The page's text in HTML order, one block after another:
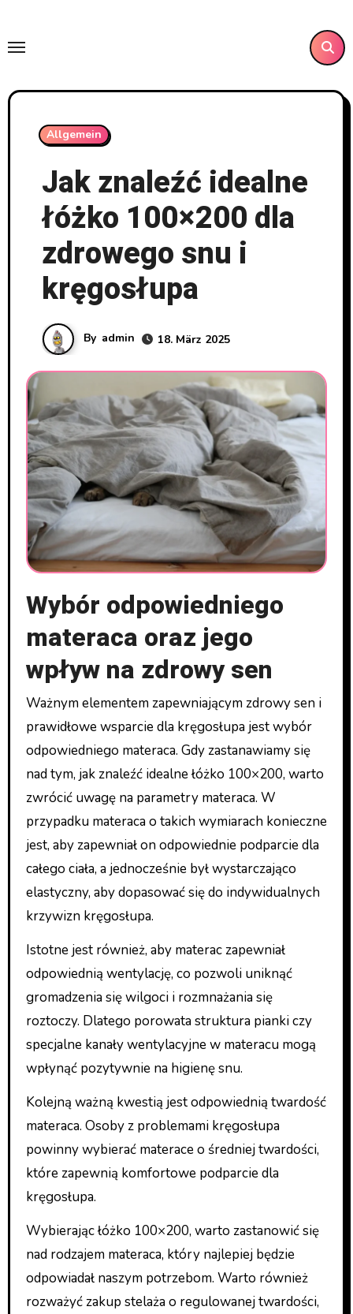
content
Allgemein
Jak znaleźć idealne
łóżko 100×200 dla
zdrowego snu i
kręgosłupa
By admin 18. März 2025
Wybór odpowiedniego
materaca oraz jego
wpływ na zdrowy sen
Ważnym elementem zapewniającym zdrowy sen i
prawidłowe wsparcie dla kręgosłupa jest wybór
odpowiedniego materaca. Gdy zastanawiamy się
nad tym, jak znaleźć idealne łóżko 100×200, warto
zwrócić uwagę na parametry materaca. W
przypadku materaca o takich wymiarach konieczne
jest, aby zapewniał on odpowiednie podparcie dla
całego ciała, a jednocześnie był wystarczająco
elastyczny, aby dopasować się do indywidualnych
krzywizn kręgosłupa.
Istotne jest również, aby materac zapewniał
odpowiednią wentylację, co pozwoli uniknąć
gromadzenia się wilgoci i rozmnażania się
roztoczy. Dlatego porowata struktura pianki czy
specjalne kanały wentylacyjne w materacu mogą
wpłynąć pozytywnie na higienę snu.
Kolejną ważną kwestią jest odpowiednią twardość
materaca. Osoby z problemami kręgosłupa
powinny wybierać materace o średniej twardości,
które zapewnią komfortowe podparcie dla
kręgosłupa.
Wybierając łóżko 100×200, warto zastanowić się
nad rodzajem materaca, który najlepiej będzie
odpowiadał naszym potrzebom. Warto również
rozważyć zakup stelaża o regulowanej twardości,